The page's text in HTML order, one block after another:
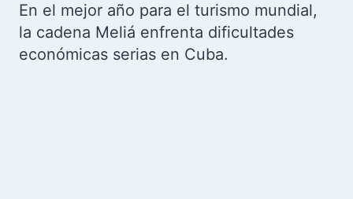
En el mejor año para el turismo mundial,
la cadena Meliá enfrenta dificultades
económicas serias en Cuba.